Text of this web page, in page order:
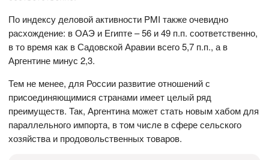
По индексу деловой активности PMI также очевидно
расхождение: в ОАЭ и Египте – 56 и 49 п.п. соответственно,
в то время как в Садовской Аравии всего 5,7 п.п., а в
Аргентине минус 2,3.
Тем не менее, для России развитие отношений с
присоединяющимися странами имеет целый ряд
преимуществ. Так, Аргентина может стать новым хабом для
параллельного импорта, в том числе в сфере сельского
хозяйства и продовольственных товаров.